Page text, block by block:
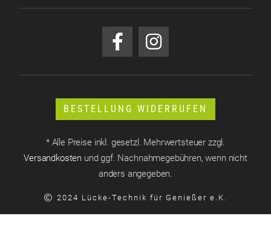
BESTELLUNG WIDERRUFEN
* Alle Preise inkl. gesetzl. Mehrwertsteuer zzgl.
Versandkosten und ggf. Nachnahmegebühren, wenn nicht
anders angegeben.
2024 Lücke-Technik für Genießer e.K.